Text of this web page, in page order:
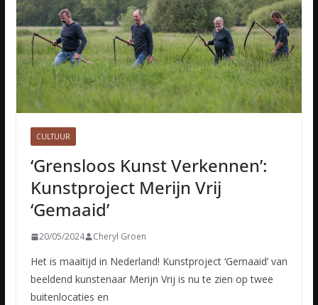
CULTUUR
‘Grensloos Kunst Verkennen’:
Kunstproject Merijn Vrij
‘Gemaaid’
20/05/2024 Cheryl Groen
Het is maaitijd in Nederland! Kunstproject ‘Gemaaid’ van
beeldend kunstenaar Merijn Vrij is nu te zien op twee
buitenlocaties en